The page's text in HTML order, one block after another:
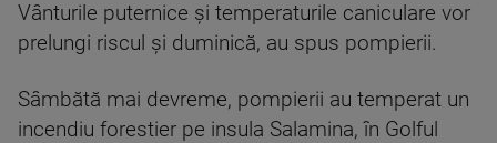
Vânturile puternice şi temperaturile caniculare vor
prelungi riscul şi duminică, au spus pompierii.
Sâmbătă mai devreme, pompierii au temperat un
incendiu forestier pe insula Salamina, în Golful